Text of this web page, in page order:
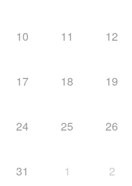
10 11 12
17 18 19
24 25 26
31 1 2